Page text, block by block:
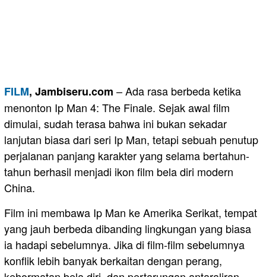
FILM, Jambiseru.com – Ada rasa berbeda ketika
menonton Ip Man 4: The Finale. Sejak awal film
dimulai, sudah terasa bahwa ini bukan sekadar
lanjutan biasa dari seri Ip Man, tetapi sebuah penutup
perjalanan panjang karakter yang selama bertahun-
tahun berhasil menjadi ikon film bela diri modern
China.
Film ini membawa Ip Man ke Amerika Serikat, tempat
yang jauh berbeda dibanding lingkungan yang biasa
ia hadapi sebelumnya. Jika di film-film sebelumnya
konflik lebih banyak berkaitan dengan perang,